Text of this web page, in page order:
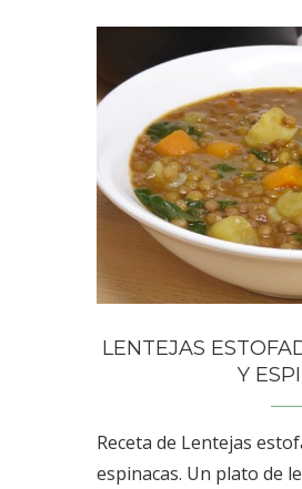
LENTEJAS
Y
Receta de Lentejas
espinacas. Un plato de